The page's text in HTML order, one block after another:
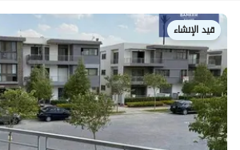
قيد الإنشاء